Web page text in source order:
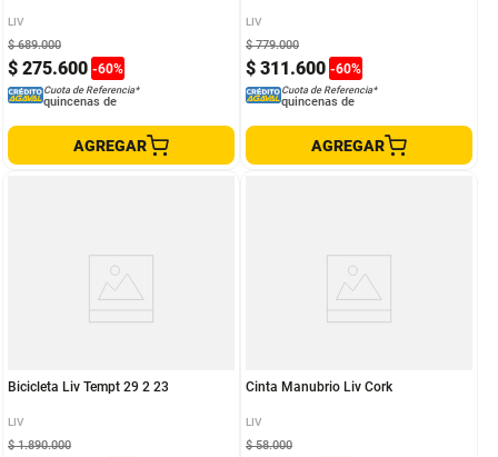
LIV
$ 275.600 -60%
$ 689.000
Cuota de Referencia*
quincenas de
AGREGAR
LIV
$ 311.600 -60%
$ 779.000
Cuota de Referencia*
quincenas de
AGREGAR
Bicicleta Liv Tempt 29 2 23
LIV
$ 1.890.000
Cinta Manubrio Liv Cork
LIV
$ 58.000